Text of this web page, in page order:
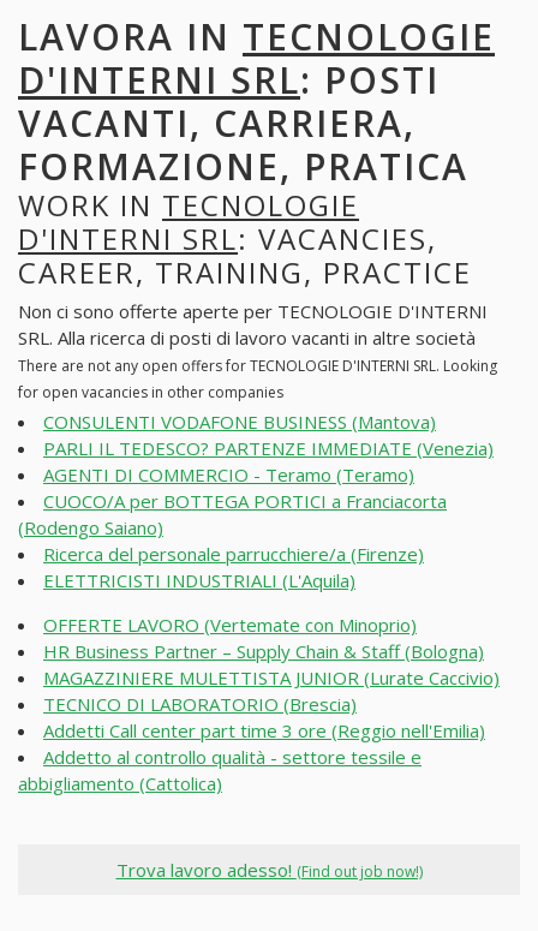
LAVORA IN TECNOLOGIE
D'INTERNI SRL: POSTI
VACANTI, CARRIERA,
FORMAZIONE, PRATICA
WORK IN TECNOLOGIE
D'INTERNI SRL: VACANCIES,
CAREER, TRAINING, PRACTICE
Non ci sono offerte aperte per TECNOLOGIE D'INTERNI
SRL. Alla ricerca di posti di lavoro vacanti in altre società
There are not any open offers for TECNOLOGIE D'INTERNI SRL. Looking
for open vacancies in other companies
CONSULENTI VODAFONE BUSINESS (Mantova)
PARLI IL TEDESCO? PARTENZE IMMEDIATE (Venezia)
AGENTI DI COMMERCIO - Teramo (Teramo)
CUOCO/A per BOTTEGA PORTICI a Franciacorta
(Rodengo Saiano)
Ricerca del personale parrucchiere/a (Firenze)
ELETTRICISTI INDUSTRIALI (L'Aquila)
OFFERTE LAVORO (Vertemate con Minoprio)
HR Business Partner – Supply Chain & Staff (Bologna)
MAGAZZINIERE MULETTISTA JUNIOR (Lurate Caccivio)
TECNICO DI LABORATORIO (Brescia)
Addetti Call center part time 3 ore (Reggio nell'Emilia)
Addetto al controllo qualità - settore tessile e
abbigliamento (Cattolica)
Trova lavoro adesso! (Find out job now!)